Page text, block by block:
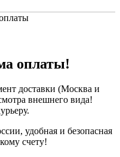
оплаты!
доставки (Москва и
внешнего вида!
удобная и безопасная
счету!